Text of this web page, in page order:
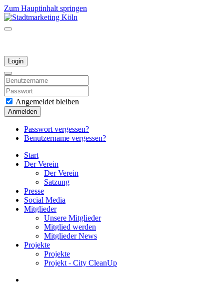
Zum Hauptinhalt springen
Login
Angemeldet bleiben
Anmelden
Passwort vergessen?
Benutzername vergessen?
Start
Der Verein
Der Verein
Satzung
Presse
Social Media
Mitglieder
Unsere Mitglieder
Mitglied werden
Mitglieder News
Projekte
Projekte
Projekt - City CleanUp